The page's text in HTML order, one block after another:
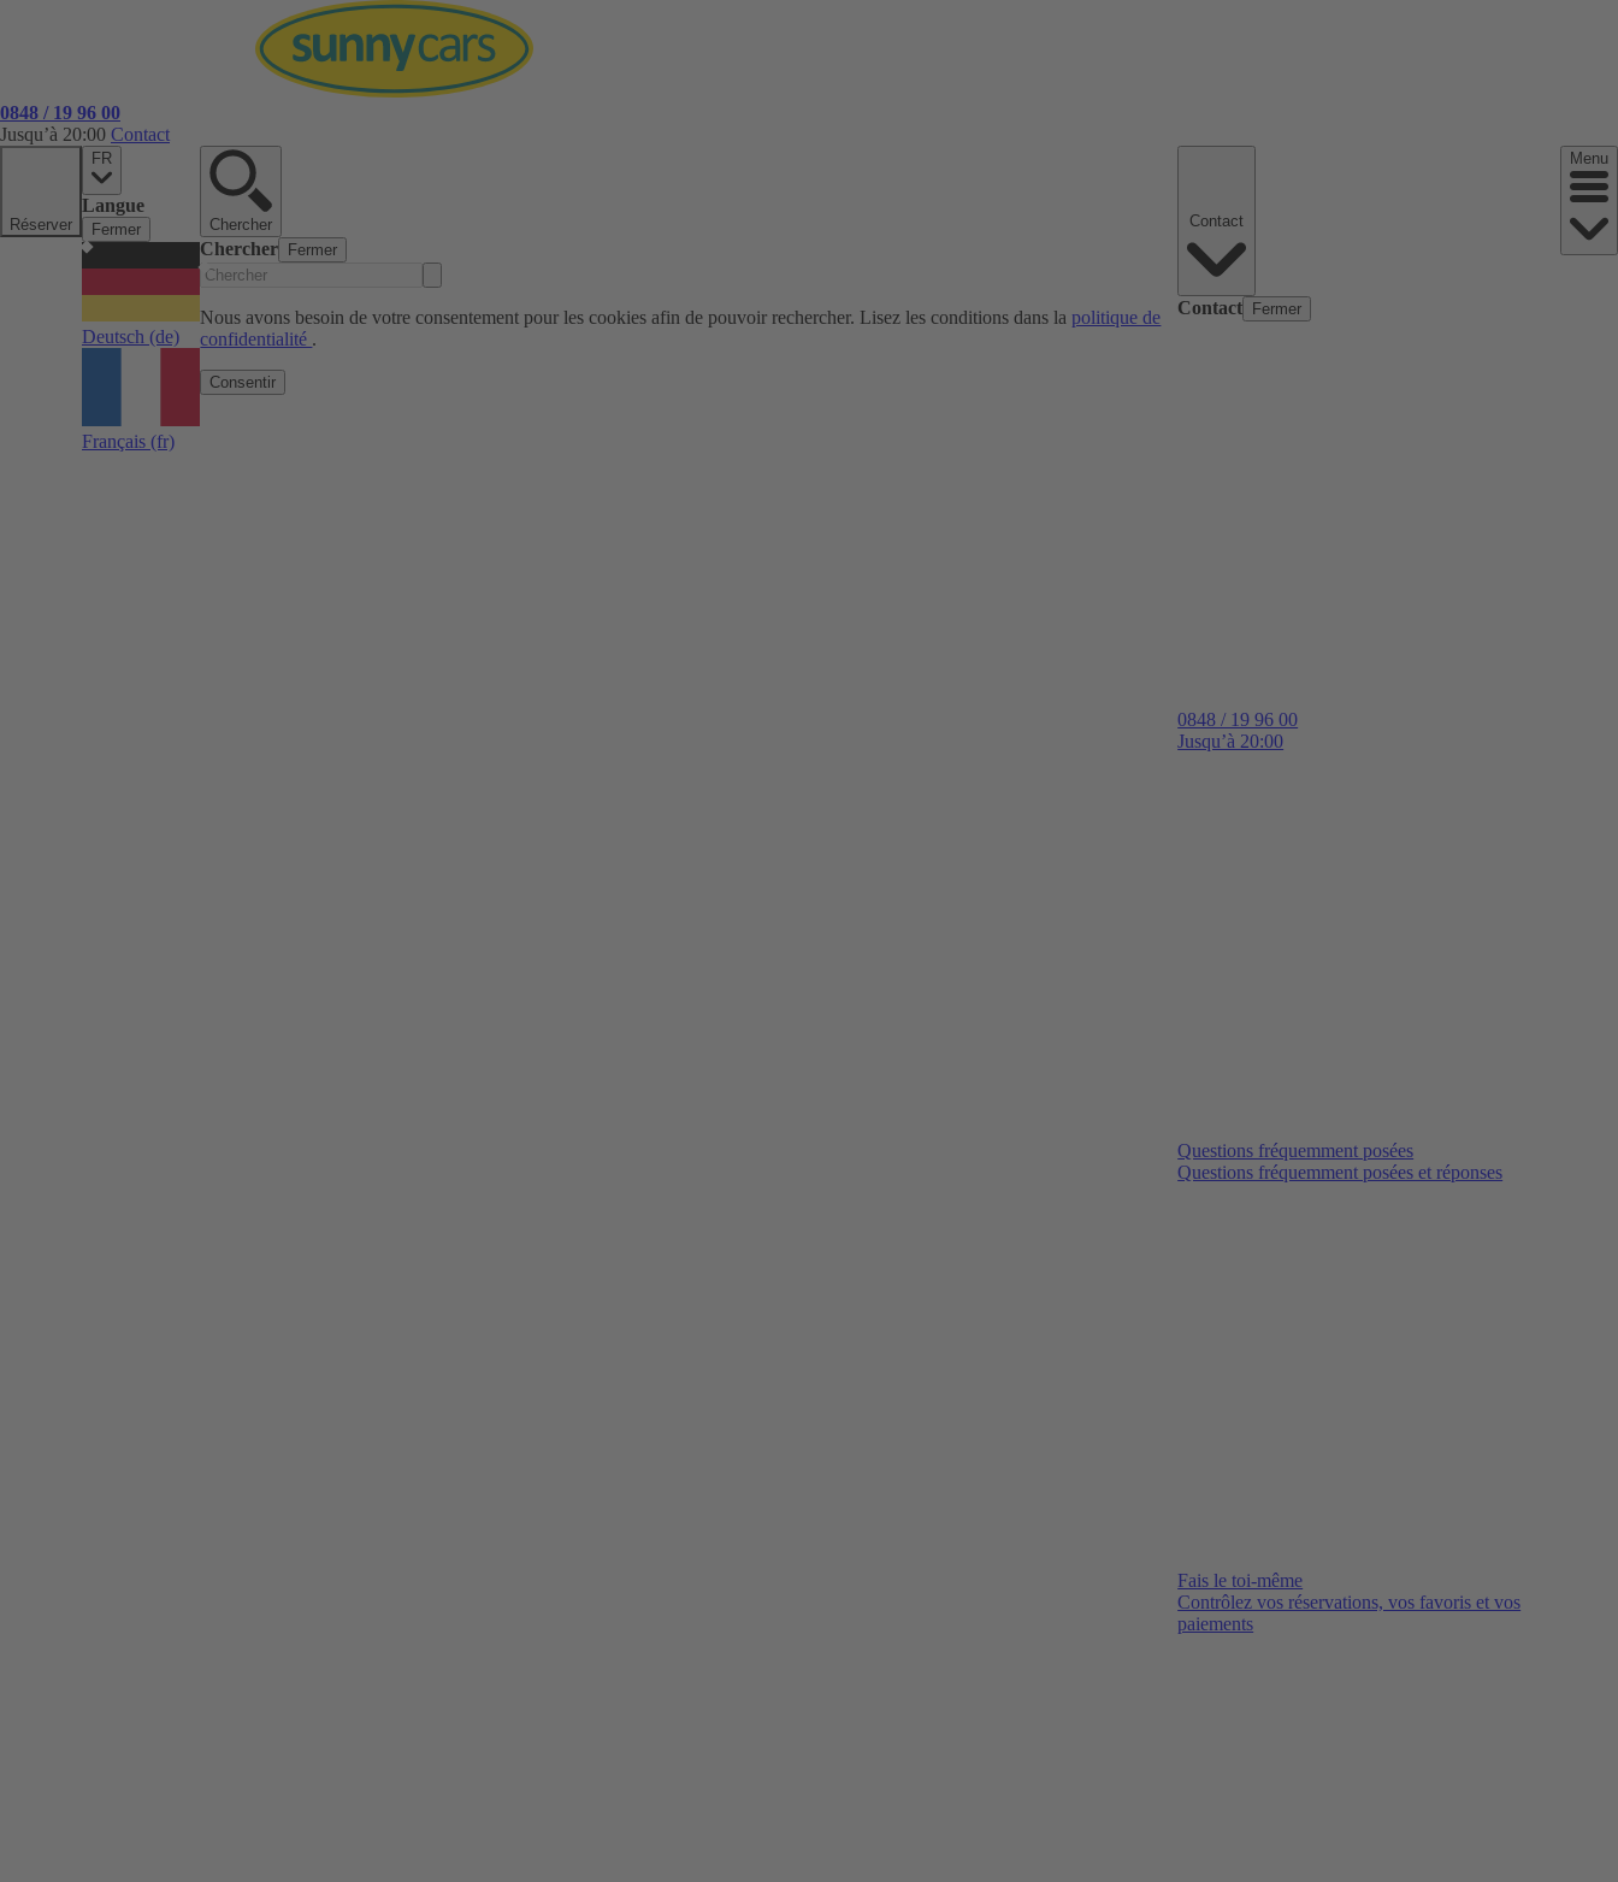
0848 / 19 96 00
Jusqu’à 20:00 Contact
Réserver
FR
Langue
Fermer
Deutsch (de)
Français (fr)
Chercher
Chercher Fermer
Nous avons besoin de votre consentement pour les cookies afin de pouvoir rechercher. Lisez les conditions dans la politique de
confidentialité .
Consentir
Contact Fermer
0848 / 19 96 00
Jusqu’à 20:00
Questions fréquemment posées
Questions fréquemment posées et réponses
Fais le toi-même
Contrôlez vos réservations, vos favoris et vos
paiements
Menu